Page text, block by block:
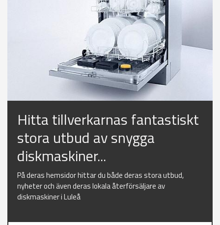
Hitta tillverkarnas fantastiskt
stora utbud av snygga
diskmaskiner...
På deras hemsidor hittar du både deras stora utbud,
nyheter och även deras lokala återförsäljare av
diskmaskiner i Luleå